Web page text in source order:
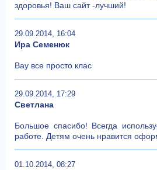
здоровья! Ваш сайт -лучший!
29.09.2014, 16:04
Ира Семенюк
Вау все просто клас
29.09.2014, 17:29
Светлана
Большое спасибо! Всегда
работе. Детям очень нравится
01.10.2014, 08:27